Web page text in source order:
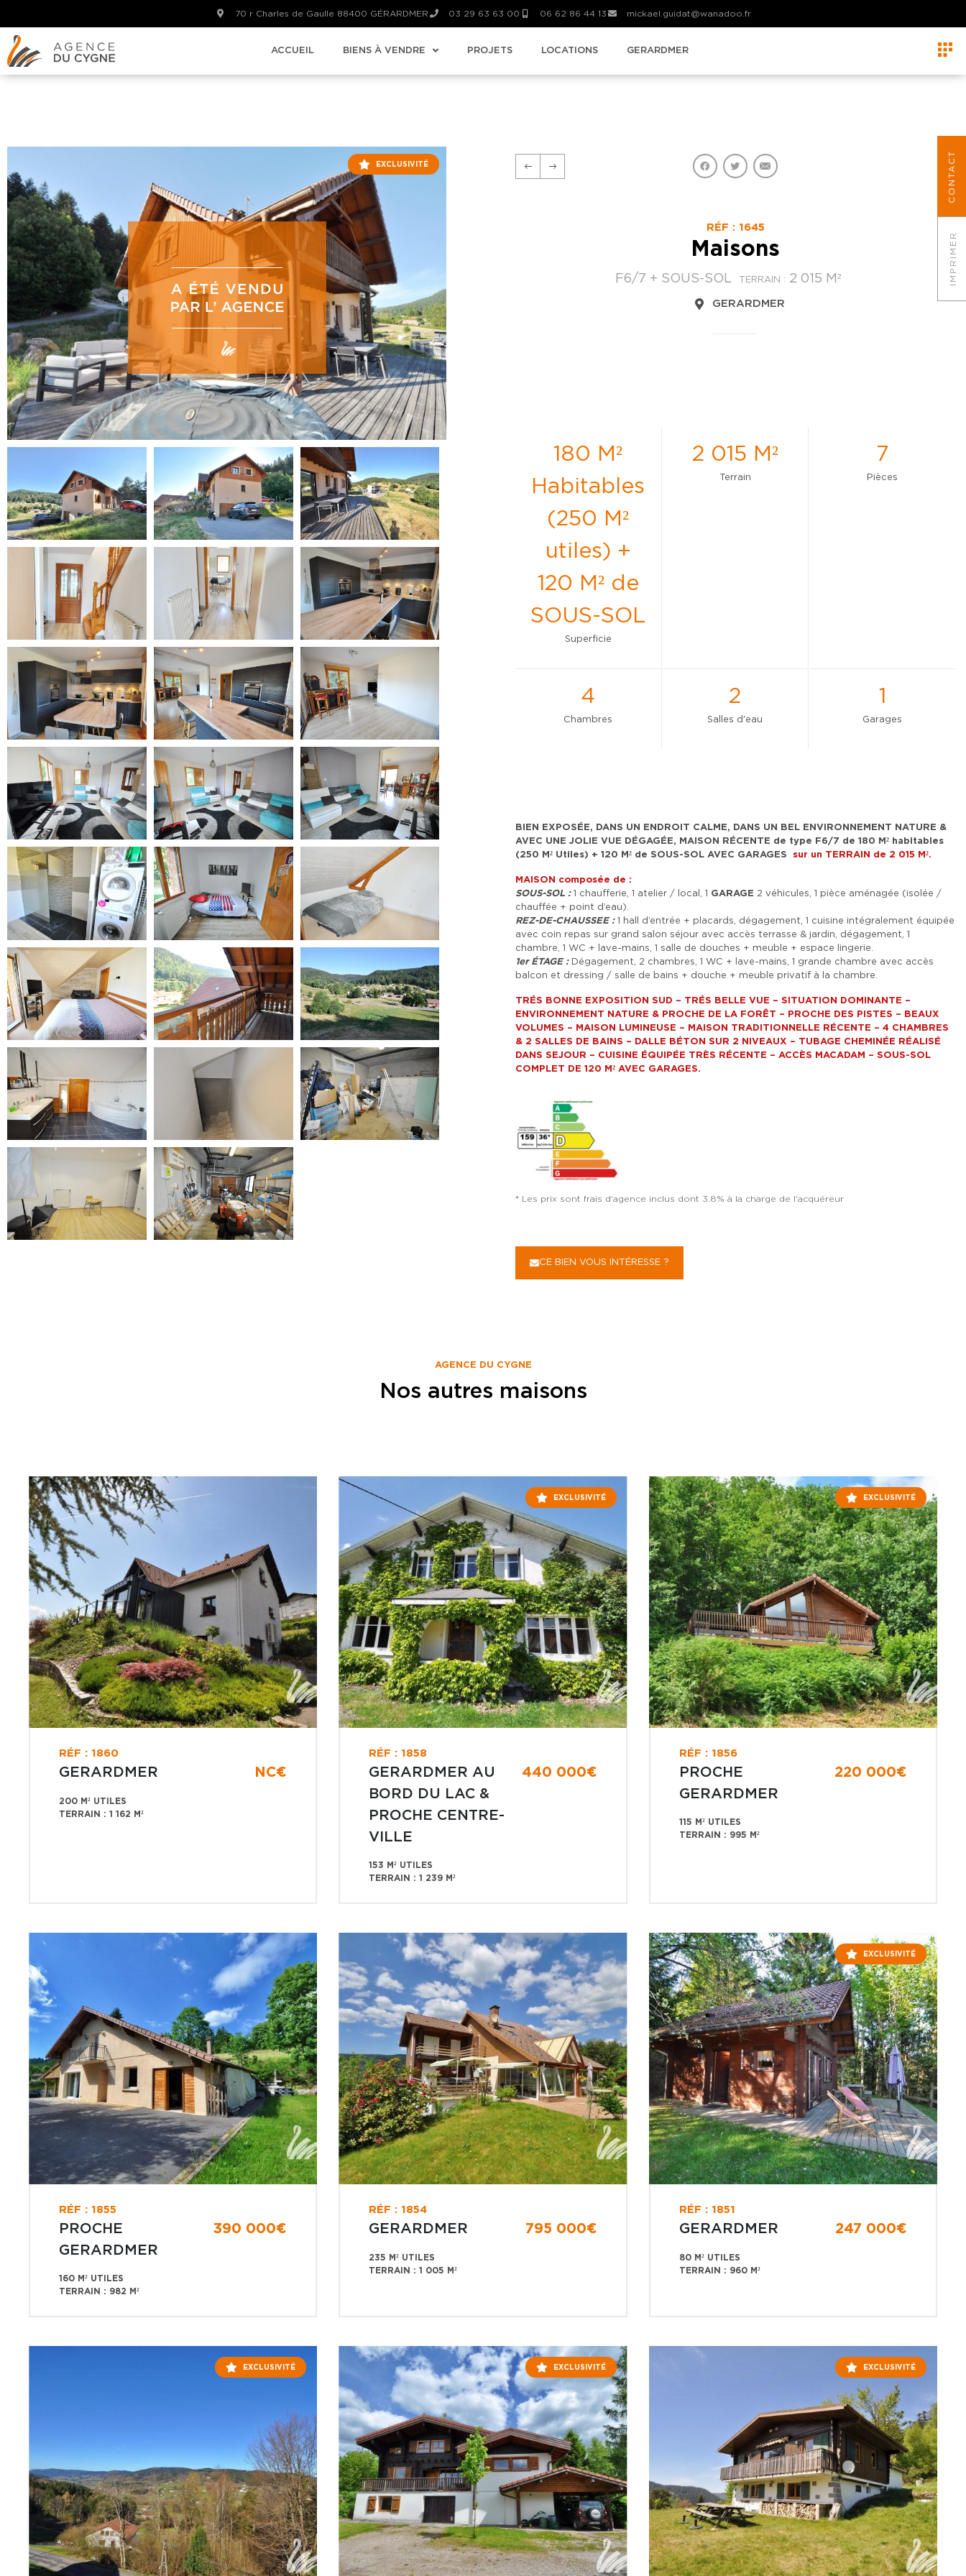
70 r Charles de Gaulle 88400 GÉRARDMER 03 29 63 63 00 06 62 86 44 13 mickael.guidat@wanadoo.fr
ACCUEIL BIENS À VENDRE PROJETS LOCATIONS GERARDMER
CONTACT
IMPRIMER
EXCLUSIVITÉ
RÉF : 1645
Maisons
F6/7 + SOUS-SOL TERRAIN : 2 015 M²
GERARDMER
180 M²
Habitables
(250 M²
utiles) +
120 M² de
SOUS-SOL
Superficie
2 015 M²
Terrain
7
Pièces
4
Chambres
2
Salles d'eau
1
Garages
BIEN EXPOSÉE, DANS UN ENDROIT CALME, DANS UN BEL ENVIRONNEMENT NATURE &
AVEC UNE JOLIE VUE DÉGAGÉE, MAISON RÉCENTE de type F6/7 de 180 M² habitables
(250 M² Utiles) + 120 M² de SOUS-SOL AVEC GARAGESsur un TERRAIN de 2 015 M².
MAISON composée de :
SOUS-SOL :1 chaufferie, 1 atelier / local, 1 GARAGE 2 véhicules, 1 pièce aménagée (isolée /
chauffée + point d’eau).
REZ-DE-CHAUSSEE :1 hall d’entrée + placards, dégagement, 1 cuisine intégralement équipée
avec coin repas sur grand salon séjour avec accès terrasse & jardin, dégagement, 1
chambre, 1 WC + lave-mains, 1 salle de douches + meuble + espace lingerie.
1erÉTAGE : Dégagement, 2 chambres, 1 WC + lave-mains, 1 grande chambre avec accès
balcon et dressing / salle de bains + douche + meuble privatif à la chambre.
TRÉS BONNE EXPOSITION SUD – TRÉS BELLE VUE – SITUATION DOMINANTE –
ENVIRONNEMENT NATURE & PROCHE DE LA FORÊT – PROCHE DES PISTES – BEAUX
VOLUMES – MAISON LUMINEUSE – MAISON TRADITIONNELLE RÉCENTE – 4 CHAMBRES
& 2 SALLES DE BAINS – DALLE BÉTON SUR 2 NIVEAUX – TUBAGE CHEMINÉE RÉALISÉ
DANS SEJOUR – CUISINE ÉQUIPÉE TRÈS RÉCENTE – ACCÈS MACADAM – SOUS-SOL
COMPLET DE 120 M² AVEC GARAGES.
* Les prix sont frais d'agence inclus dont 3.8% à la charge de l'acquéreur
CE BIEN VOUS INTÉRESSE ?
AGENCE DU CYGNE
Nos autres maisons
RÉF : 1860
GERARDMER NC€
200 M² UTILES
TERRAIN : 1 162 M²
EXCLUSIVITÉ
RÉF : 1858
GERARDMER AU
BORD DU LAC &
PROCHE CENTRE-
VILLE
440 000€
153 M² UTILES
TERRAIN : 1 239 M²
EXCLUSIVITÉ
RÉF : 1856
PROCHE
GERARDMER
220 000€
115 M² UTILES
TERRAIN : 995 M²
RÉF : 1855
PROCHE
GERARDMER
390 000€
160 M² UTILES
TERRAIN : 982 M²
RÉF : 1854
GERARDMER 795 000€
235 M² UTILES
TERRAIN : 1 005 M²
EXCLUSIVITÉ
RÉF : 1851
GERARDMER 247 000€
80 M² UTILES
TERRAIN : 960 M²
EXCLUSIVITÉ EXCLUSIVITÉ EXCLUSIVITÉ